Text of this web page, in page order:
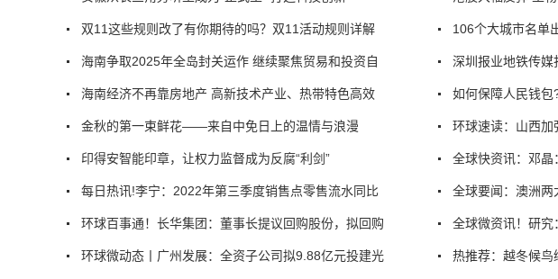
双11这些规则改了有你期待的吗？双11活动规则详解
海南争取2025年全岛封关运作 继续聚焦贸易和投资自
海南经济不再靠房地产 高新技术产业、热带特色高效
金秋的第一束鲜花——来自中免日上的温情与浪漫
印得安智能印章，让权力监督成为反腐“利剑”
每日热讯!李宁：2022年第三季度销售点零售流水同比
环球百事通！长华集团：董事长提议回购股份，拟回购
环球微动态丨广州发展：全资子公司拟9.88亿元投建光
106个大城市名单
深圳报业地铁传媒
如何保障人民钱包
环球速读：山西加
全球快资讯：邓晶
全球要闻：澳洲两
全球微资讯！研究
热推荐：越冬候鸟